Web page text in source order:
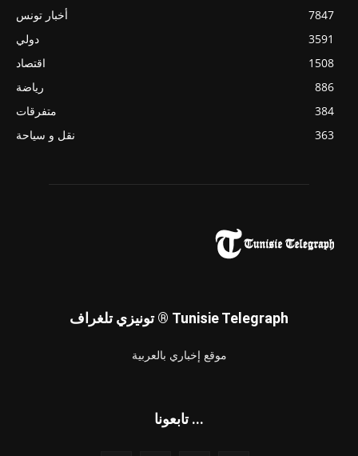
أخبار تونس
7847
دولي
3591
اقتصاد
1508
رياضة
886
متفرقات
384
نقل و سياحة
363
تونيزي تلغراف ® Tunisie Telegraph
موقع إخباري بالعربية
تابعونا ...